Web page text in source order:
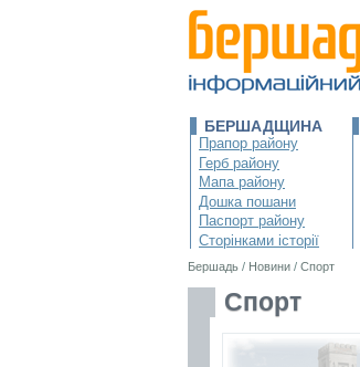
БЕРШАДЩИНА
Прапор району
Герб району
Мапа району
Дошка пошани
Паспорт району
Сторінками історії
Бершадь / Новини / Спорт
Спорт